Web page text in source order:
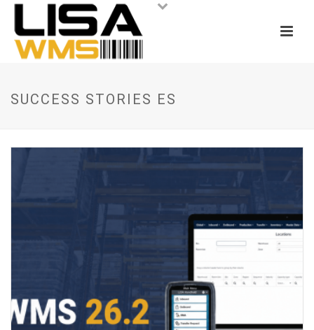
SUCCESS STORIES ES